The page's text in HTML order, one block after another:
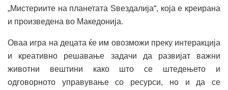
„Мистериите на планетата Ѕвездалија“, која e креирана
и произведена во Македонија.
Оваа игра на децата ќе им овозможи преку интеракција
и креативно решавање задачи да развијат важни
животни вештини како што се штедењето и
одговорното управување со ресурси, но и да се